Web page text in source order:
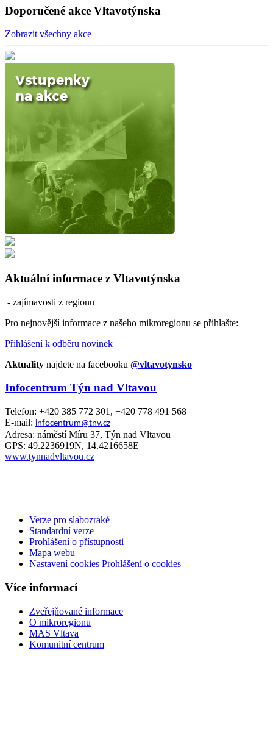
Doporučené akce Vltavotýnska
Zobrazit všechny akce
Aktuální informace z Vltavotýnska
- zajímavosti z regionu
Pro nejnovější informace z našeho mikroregionu se přihlašte:
Přihlášení k odběru novinek
Aktuality najdete na facebooku @vltavotynsko
Infocentrum Týn nad Vltavou
Telefon: +420 385 772 301, +420 778 491 568
E-mail: infocentrum@tnv.cz
Adresa: náměstí Míru 37, Týn nad Vltavou
GPS: 49.2236919N, 14.4216658E
www.tynnadvltavou.cz
Verze pro slabozraké
Standardní verze
Prohlášení o přístupnosti
Mapa webu
Nastavení cookies Prohlášení o cookies
Více informací
Zveřejňované informace
O mikroregionu
MAS Vltava
Komunitní centrum